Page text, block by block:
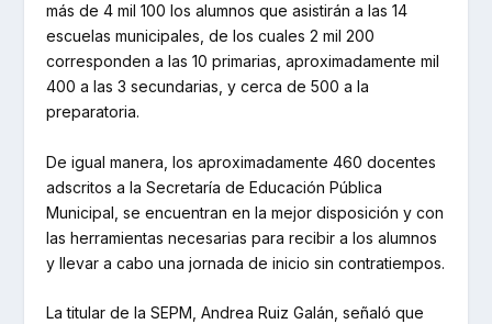
más de 4 mil 100 los alumnos que asistirán a las 14
escuelas municipales, de los cuales 2 mil 200
corresponden a las 10 primarias, aproximadamente mil
400 a las 3 secundarias, y cerca de 500 a la
preparatoria.
De igual manera, los aproximadamente 460 docentes
adscritos a la Secretaría de Educación Pública
Municipal, se encuentran en la mejor disposición y con
las herramientas necesarias para recibir a los alumnos
y llevar a cabo una jornada de inicio sin contratiempos.
La titular de la SEPM, Andrea Ruiz Galán, señaló que